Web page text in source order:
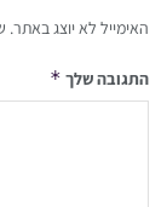
האימייל לא יוצג באתר.
התגובה שלך *